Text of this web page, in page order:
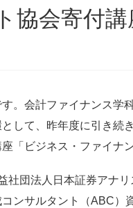
協会寄付
。会計ファイナンス学
して、昨年度に引き続
「ビジネス・ファイナ
社団法人日本証券アナ
ンサルタント（ABC）